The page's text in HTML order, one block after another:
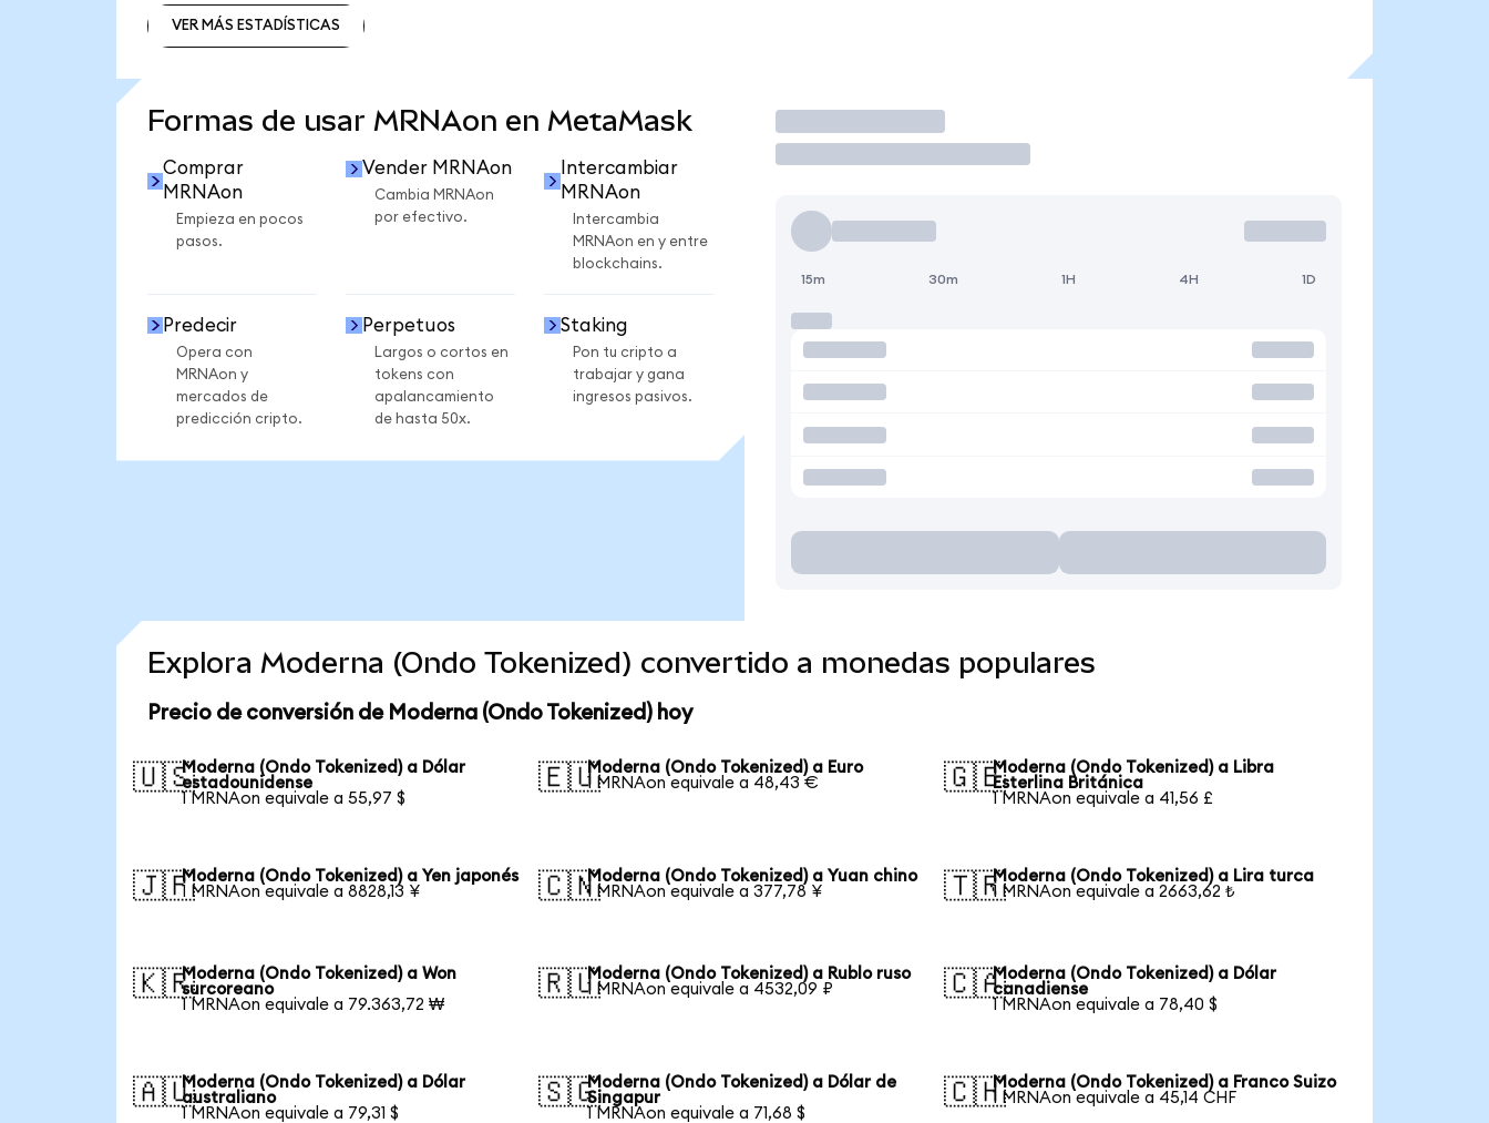
VER MÁS ESTADÍSTICAS
Formas de usar MRNAon en MetaMask
Comprar
MRNAon
Empieza en pocos
pasos.
Vender MRNAon
Cambia MRNAon
por efectivo.
Intercambiar
MRNAon
Intercambia
MRNAon en y entre
blockchains.
Predecir
Opera con
MRNAon y
mercados de
predicción cripto.
Perpetuos
Largos o cortos en
tokens con
apalancamiento
de hasta 50x.
Staking
Pon tu cripto a
trabajar y gana
ingresos pasivos.
Operar
15m 30m 1H 4H 1D
Explora Moderna (Ondo Tokenized) convertido a monedas populares
Precio de conversión de Moderna (Ondo Tokenized) hoy
🇺🇸Moderna (Ondo Tokenized) a Dólar
estadounidense
1 MRNAon equivale a 55,97 $
🇪🇺Moderna (Ondo Tokenized) a Euro
1 MRNAon equivale a 48,43 €
🇬🇧Moderna (Ondo Tokenized) a Libra
Esterlina Británica
1 MRNAon equivale a 41,56 £
🇯🇵Moderna (Ondo Tokenized) a Yen japonés
1 MRNAon equivale a 8828,13 ¥
🇨🇳Moderna (Ondo Tokenized) a Yuan chino
1 MRNAon equivale a 377,78 ¥
🇹🇷Moderna (Ondo Tokenized) a Lira turca
1 MRNAon equivale a 2663,62 ₺
🇰🇷Moderna (Ondo Tokenized) a Won
surcoreano
1 MRNAon equivale a 79.363,72 ₩
🇷🇺Moderna (Ondo Tokenized) a Rublo ruso
1 MRNAon equivale a 4532,09 ₽
🇨🇦Moderna (Ondo Tokenized) a Dólar
canadiense
1 MRNAon equivale a 78,40 $
🇦🇺Moderna (Ondo Tokenized) a Dólar
australiano
1 MRNAon equivale a 79,31 $
🇸🇬Moderna (Ondo Tokenized) a Dólar de
Singapur
1 MRNAon equivale a 71,68 $
🇨🇭Moderna (Ondo Tokenized) a Franco Suizo
1 MRNAon equivale a 45,14 CHF